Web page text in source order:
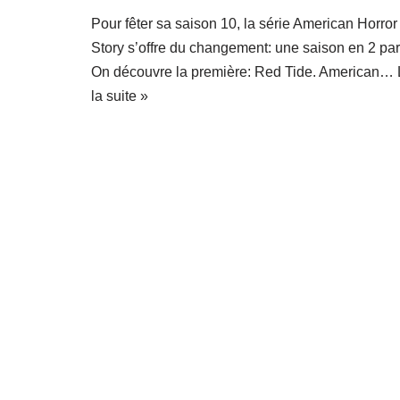
Pour fêter sa saison 10, la série American Horror
Story s’offre du changement: une saison en 2
On découvre la première: Red Tide. American…
la suite »